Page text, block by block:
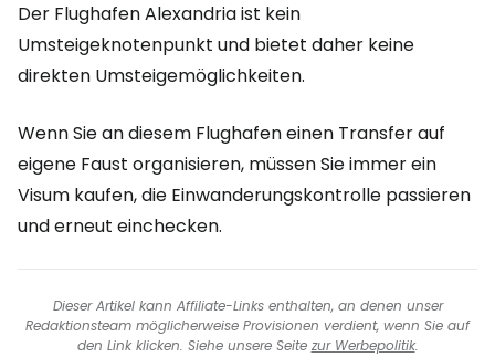
Der Flughafen Alexandria ist kein
Umsteigeknotenpunkt und bietet daher keine
direkten Umsteigemöglichkeiten.
Wenn Sie an diesem Flughafen einen Transfer auf
eigene Faust organisieren, müssen Sie immer ein
Visum kaufen, die Einwanderungskontrolle passieren
und erneut einchecken.
Dieser Artikel kann Affiliate-Links enthalten, an denen unser
Redaktionsteam möglicherweise Provisionen verdient, wenn Sie auf
den Link klicken. Siehe unsere Seite zur Werbepolitik.